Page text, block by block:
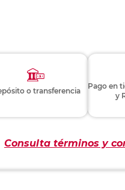
o transferencia
Pago en
y
Consulta términos y